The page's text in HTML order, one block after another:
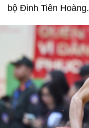
bộ Đinh Tiên Hoàng.